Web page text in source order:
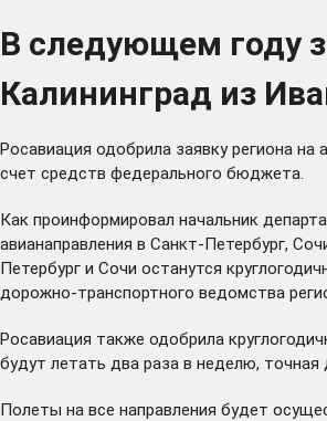
В следующем году
Калининград из
Росавиация одобрила заявку региона
счет средств федерального бюджета.
Как проинформировал начальник
авианаправления в Санкт-Петербург,
Петербург и Сочи останутся
дорожно-транспортного ведомства
Росавиация также одобрила
будут летать два раза в неделю,
Полеты на все направления будет